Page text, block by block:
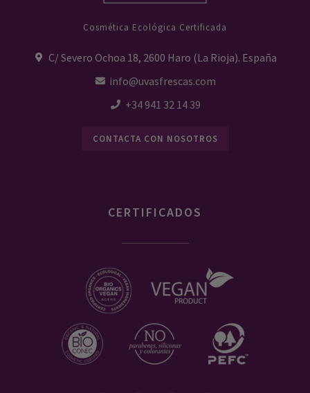
Cosmética Ecológica Certificada
C/ Severo Ochoa 18, 2600 Haro (La Rioja). España
info@uvasfrescas.com
+34 941 32 14 39
CONTACTA CON NOSOTROS
CERTIFICADOS